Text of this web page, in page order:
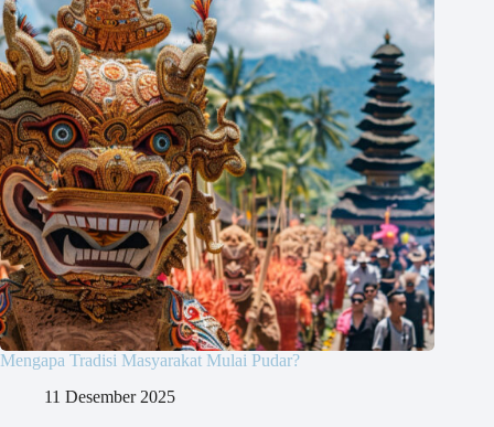
Mengapa Tradisi Masyarakat Mulai Pudar?
11 Desember 2025